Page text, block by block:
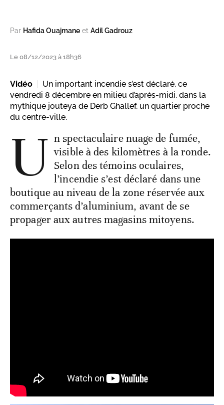
Par Hafida Ouajmane et Adil Gadrouz
Le 08/12/2023 à 18h36
Vidéo
Un important incendie s’est déclaré, ce
vendredi 8 décembre en milieu d’après-midi, dans la
mythique jouteya de Derb Ghallef, un quartier proche
du centre-ville.
U n spectaculaire nuage de fumée,
visible à des kilomètres à la ronde.
Selon des témoins oculaires,
l’incendie s’est déclaré dans une
boutique au niveau de la zone réservée aux
commerçants d’aluminium, avant de se
propager aux autres magasins mitoyens.